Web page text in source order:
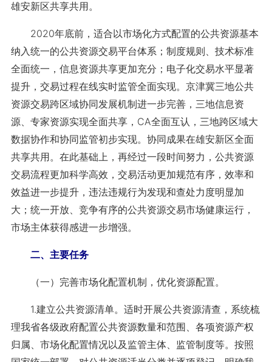
雄安新区共享共用。
2020年底前，适合以市场化方式配置的公共资源基本
纳入统一的公共资源交易平台体系；制度规则、技术标准
全面统一，信息资源共享更加充分；电子化交易水平显著
提升，交易过程在线实时监管全面实现。京津冀三地公共
资源交易跨区域协同发展机制进一步完善，三地信息资
源、专家资源实现全面共享，CA全面互认，三地跨区域大
数据协作和协同监管初步实现。协同成果在雄安新区全面
共享共用。在此基础上，再经过一段时间努力，公共资源
交易流程更加科学高效，交易活动更加规范有序，效率和
效益进一步提升，违法违规行为发现和查处力度明显加
大；统一开放、竞争有序的公共资源交易市场健康运行，
市场主体获得感进一步增强。
二、主要任务
（一）完善市场化配置机制，优化资源配置。
1.建立公共资源清单。适时开展公共资源清查，系统梳
理我省各级政府配置公共资源数量和范围、各项资源产权
归属、市场化配置情况以及监管主体、监管制度等。按照